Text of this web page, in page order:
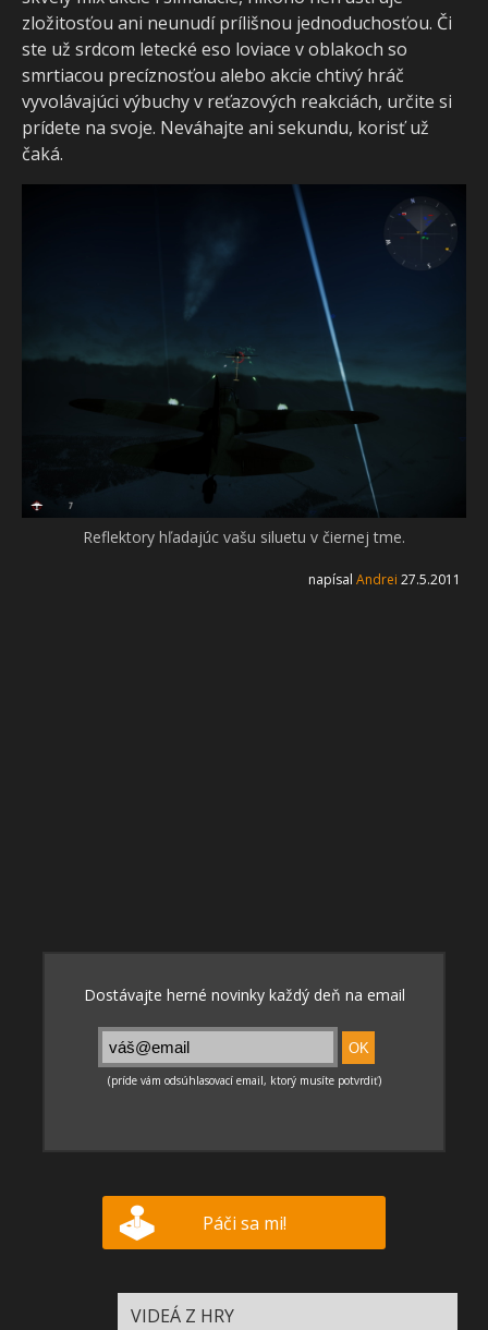
zložitosťou ani neunudí prílišnou jednoduchosťou. Či
ste už srdcom letecké eso loviace v oblakoch so
smrtiacou precíznosťou alebo akcie chtivý hráč
vyvolávajúci výbuchy v reťazových reakciách, určite si
prídete na svoje. Neváhajte ani sekundu, korisť už
čaká.
Reflektory hľadajúc vašu siluetu v čiernej tme.
napísal Andrei 27.5.2011
Páči sa mi!
VIDEÁ Z HRY